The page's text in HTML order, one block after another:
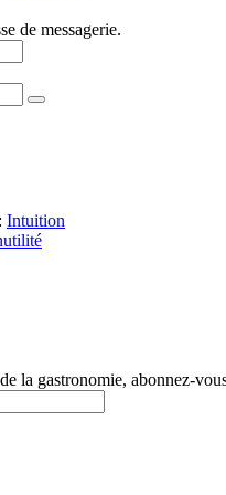
de messagerie.
Intuition
la gastronomie, abonnez-